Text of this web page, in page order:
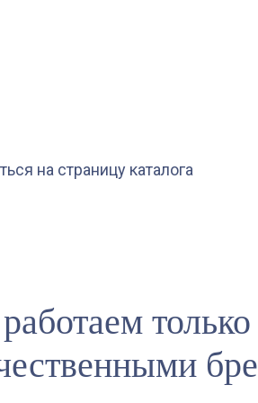
на страницу каталога
только